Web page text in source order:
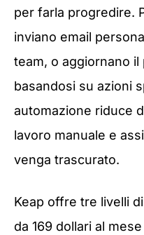
per farla progredire.
inviano email
team, o aggiornano
basandosi su azioni
automazione riduce
lavoro manuale e
venga trascurato.
Keap offre tre livelli
da 169 dollari al